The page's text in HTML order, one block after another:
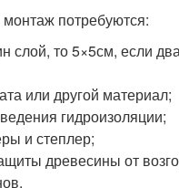
потребуются:
слой, то 5×5см, если
или другой материал;
гидроизоляции;
и степлер;
древесины от